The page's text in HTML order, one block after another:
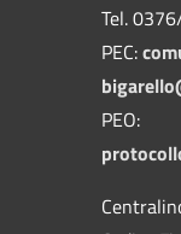
Tel.
PEC:
PEO: